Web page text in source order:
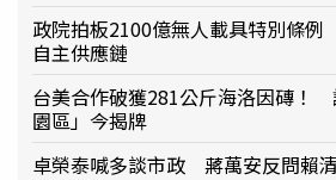
政院拍板2100億無人載具特別條
自主供應鏈
台美合作破獲281公斤海洛因磚！
園區」今揭牌
卓榮泰喊多談市政 蔣萬安反問賴